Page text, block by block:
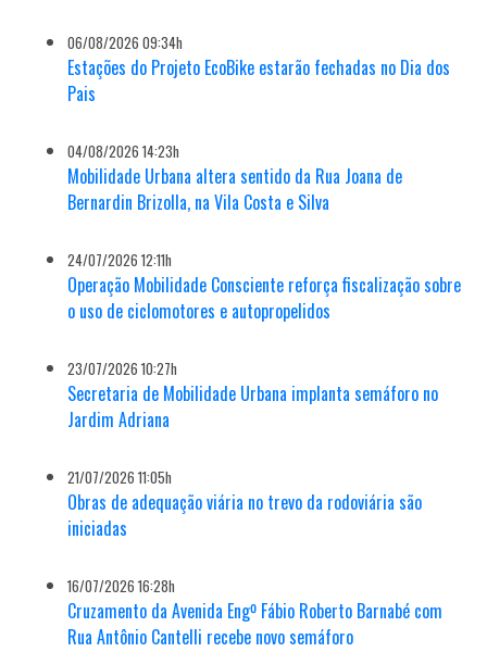
06/08/2026 09:34h
Estações do Projeto EcoBike estarão fechadas no Dia dos
Pais
04/08/2026 14:23h
Mobilidade Urbana altera sentido da Rua Joana de
Bernardin Brizolla, na Vila Costa e Silva
24/07/2026 12:11h
Operação Mobilidade Consciente reforça fiscalização sobre
o uso de ciclomotores e autopropelidos
23/07/2026 10:27h
Secretaria de Mobilidade Urbana implanta semáforo no
Jardim Adriana
21/07/2026 11:05h
Obras de adequação viária no trevo da rodoviária são
iniciadas
16/07/2026 16:28h
Cruzamento da Avenida Engº Fábio Roberto Barnabé com
Rua Antônio Cantelli recebe novo semáforo